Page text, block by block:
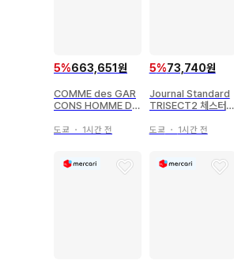
5%663,651원
COMME des GAR
CONS HOMME DE
성용
도쿄 ・ 1시간 전
5%73,740원
Journal Standard
TRISECT2 체스터
도쿄 ・ 1시간 전